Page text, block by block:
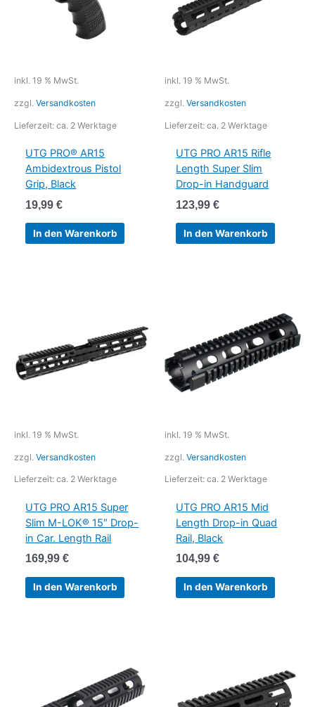
inkl. 19 % MwSt.
zzgl. Versandkosten
Lieferzeit: ca. 2 Werktage
UTG PRO® AR15
Ambidextrous Pistol
Grip, Black
19,99€
In den Warenkorb
inkl. 19 % MwSt.
zzgl. Versandkosten
Lieferzeit: ca. 2 Werktage
UTG PRO AR15 Rifle
Length Super Slim
Drop-in Handguard
123,99€
In den Warenkorb
inkl. 19 % MwSt.
zzgl. Versandkosten
Lieferzeit: ca. 2 Werktage
UTG PRO AR15 Super
Slim M-LOK® 15″ Drop-
in Car. Length Rail
169,99€
In den Warenkorb
inkl. 19 % MwSt.
zzgl. Versandkosten
Lieferzeit: ca. 2 Werktage
UTG PRO AR15 Mid
Length Drop-in Quad
Rail, Black
104,99€
In den Warenkorb